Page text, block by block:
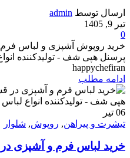
ارسال توسط admin
تیر 9, 1405
0
خرید روپوش آشپزی و لباس
پرسنل هپی شف - تولیدکننده
happychefiran
ادامه مطلب
06 تیر
تیشرت و پیراهن, روپوش, شلوار
خرید لباس فرم و آشپزی